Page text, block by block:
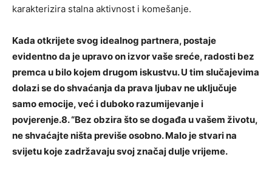
karakterizira stalna aktivnost i komešanje.
Kada otkrijete svog idealnog partnera, postaje
evidentno da je upravo on izvor vaše sreće, radosti bez
premca u bilo kojem drugom iskustvu. U tim slučajevima
dolazi se do shvaćanja da prava ljubav ne uključuje
samo emocije, već i duboko razumijevanje i
povjerenje.8. “Bez obzira što se događa u vašem životu,
ne shvaćajte ništa previše osobno. Malo je stvari na
svijetu koje zadržavaju svoj značaj dulje vrijeme.